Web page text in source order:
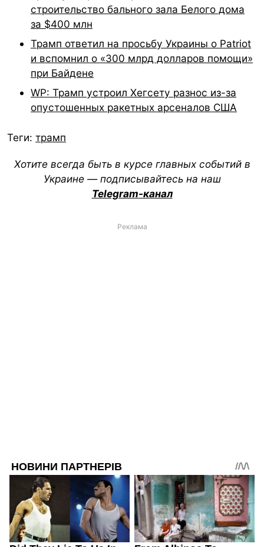
строительство бального зала Белого дома
за $400 млн
Трамп ответил на просьбу Украины о Patriot
и вспомнил о «300 млрд долларов помощи»
при Байдене
WP: Трамп устроил Хегсету разнос из-за
опустошенных ракетных арсеналов США
Теги: трамп
Хотите всегда быть в курсе главных событий в
Украине — подписывайтесь на наш
Telegram-канал
Реклама